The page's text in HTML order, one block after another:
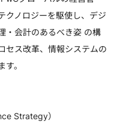
クノロジーを駆使し、デジ
・会計のあるべき姿 の構
セス改革、情報システムの
。
Strategy）